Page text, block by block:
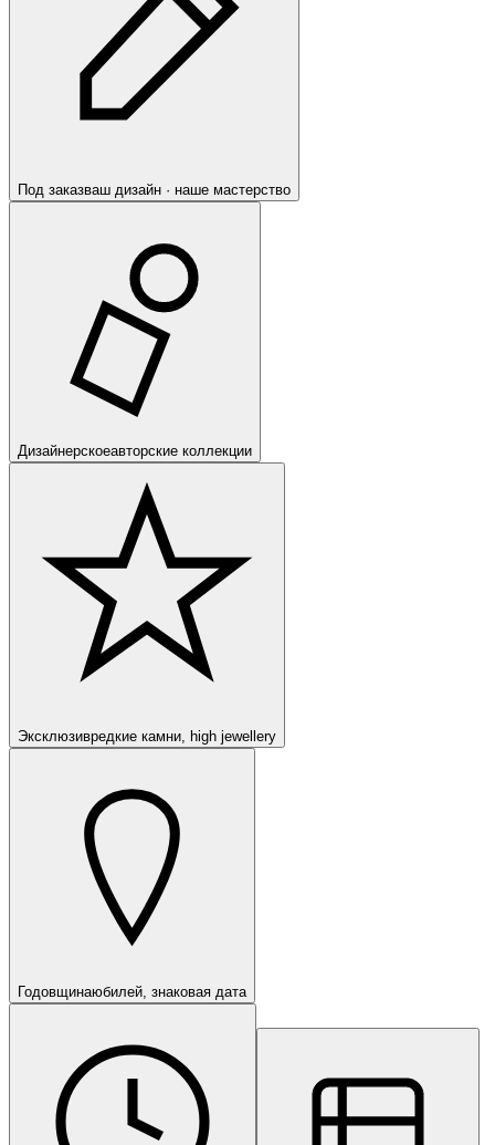
Под заказваш дизайн · наше мастерство
Дизайнерскоеавторские коллекции
Эксклюзивредкие камни, high jewellery
Годовщинаюбилей, знаковая дата